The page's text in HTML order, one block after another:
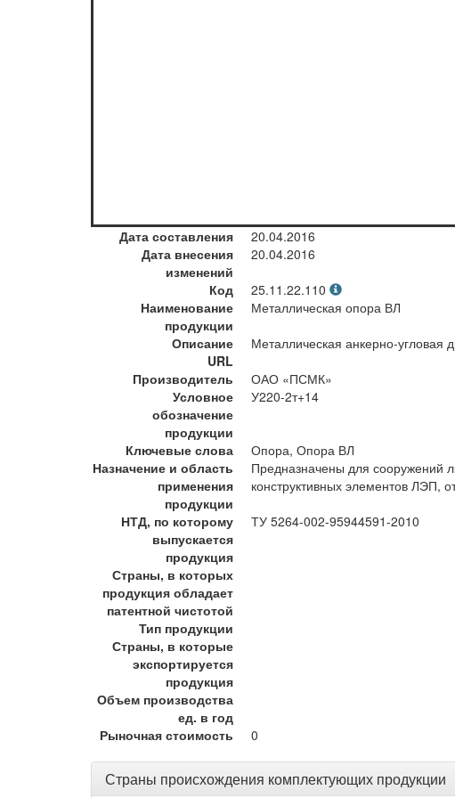
Дата составления
20.04.2016
Дата внесения
изменений
20.04.2016
Код
25.11.22.110
Наименование
продукции
Металлическая опора ВЛ
Описание
Металлическая анкерно-угловая
URL
Производитель
ОАО «ПСМК»
Условное
обозначение
продукции
У220-2т+14
Ключевые слова
Опора, Опора ВЛ
Назначение и область
применения
продукции
Предназначены для сооружений
конструктивных элементов ЛЭП,
НТД, по которому
выпускается
продукция
ТУ 5264-002-95944591-2010
Страны, в которых
продукция обладает
патентной чистотой
Тип продукции
Страны, в которые
экспортируется
продукция
Объем производства
ед. в год
Рыночная стоимость
0
Страны происхождения комплектующих продукции